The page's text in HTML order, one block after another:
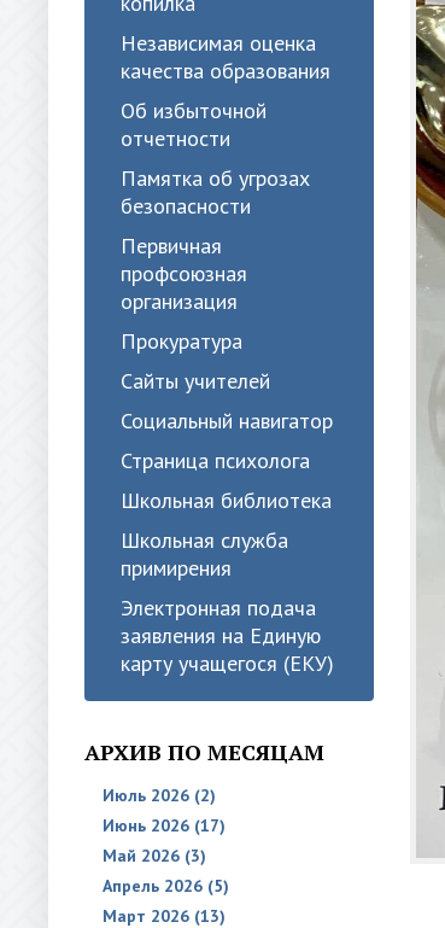
Независимая оценка
качества образования
Об избыточной
отчетности
Памятка об угрозах
безопасности
Первичная
профсоюзная
организация
Прокуратура
Сайты учителей
Социальный навигатор
Страница психолога
Школьная библиотека
Школьная служба
примирения
Электронная подача
заявления на Единую
карту учащегося (ЕКУ)
АРХИВ ПО МЕСЯЦАМ
Июль 2026 (2)
Июнь 2026 (17)
Май 2026 (3)
Апрель 2026 (5)
Март 2026 (13)